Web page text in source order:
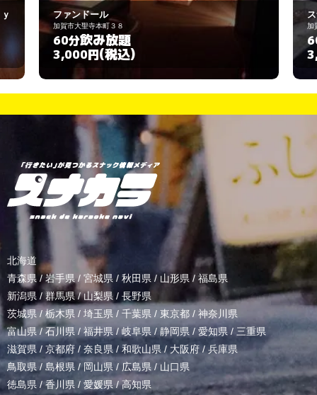
加賀市大聖寺本町３９
60分
3,000円
北海道
青森県 / 岩手県/ 宮城県 / 秋田県 / 山形県/ 福島県
新潟県 /群馬県/山梨県 / 長野県
茨城県 / 栃木県 / 埼玉県 / 千葉県 / 東京都 / 神奈川県
富山県 /石川県/福井県/岐阜県 / 静岡県 / 愛知県 / 三重県
滋賀県 / 京都府 / 奈良県 / 和歌山県/ 大阪府 /兵庫県
鳥取県/ 島根県 /岡山県/ 広島県 / 山口県
徳島県 /香川県 / 愛媛県/高知県